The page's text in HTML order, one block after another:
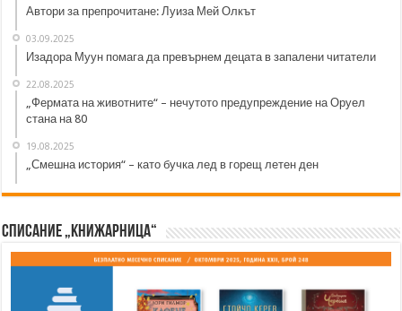
Автори за препрочитане: Луиза Мей Олкът
03.09.2025
Изадора Муун помага да превърнем децата в запалени читатели
22.08.2025
„Фермата на животните“ – нечутото предупреждение на Оруел
стана на 80
19.08.2025
„Смешна история“ – като бучка лед в горещ летен ден
Списание „Книжарница“